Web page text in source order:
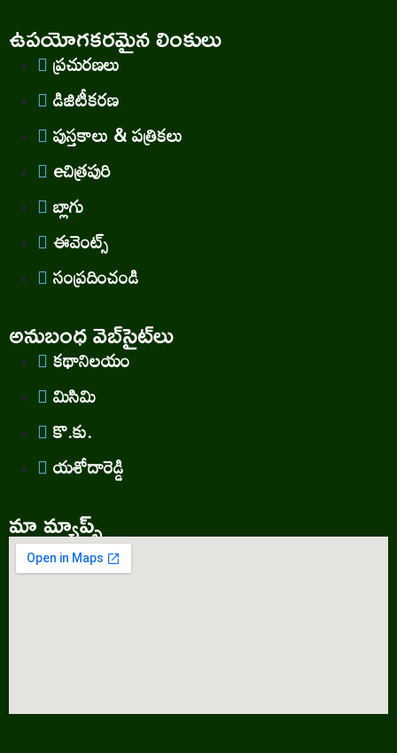
ఉపయోగకరమైన లింకులు
ప్రచురణలు
డిజిటీకరణ
పుస్తకాలు & పత్రికలు
eచిత్రపురి
బ్లాగు
ఈవెంట్స్
సంప్రదించండి
అనుబంధ వెబ్‌సైట్‌లు
కథానిలయం
మిసిమి
కొ.కు.
యశోదారెడ్డి
మా మ్యాప్స్